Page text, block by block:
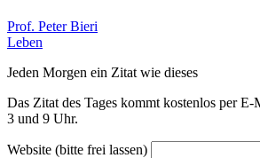
Prof. Peter Bieri
Leben
Jeden Morgen ein Zitat wie dieses
Das Zitat des Tages kommt kostenlos per
3 und 9 Uhr.
Website (bitte frei lassen)